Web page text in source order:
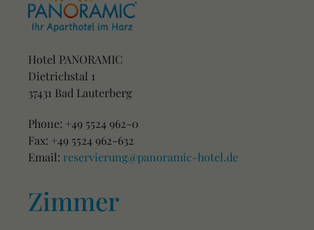
Hotel PANORAMIC
Dietrichstal 1
37431 Bad Lauterberg
Phone: +49 5524 962-0
Fax: +49 5524 962-632
Email: reservierung@panoramic-hotel.de
Zimmer